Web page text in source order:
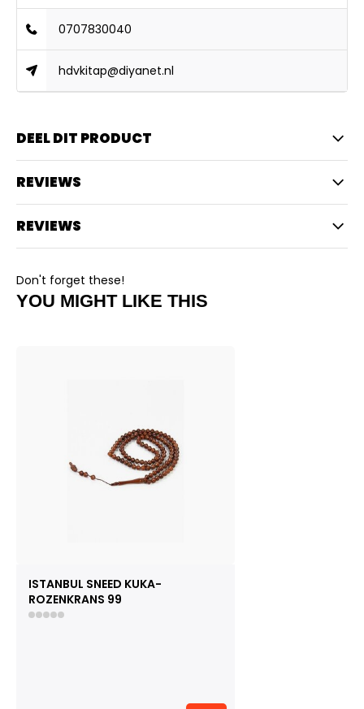
0707830040
hdvkitap@diyanet.nl
DEEL DIT PRODUCT
REVIEWS
REVIEWS
Don't forget these!
YOU MIGHT LIKE THIS
ISTANBUL SNEED KUKA-
ROZENKRANS 99